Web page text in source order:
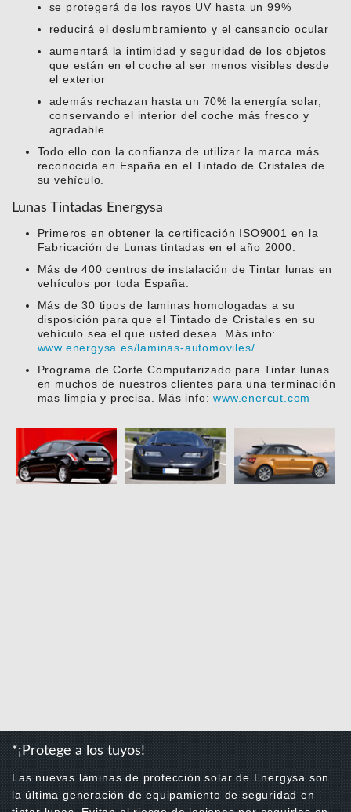
se protegerá de los rayos UV hasta un 99%
reducirá el deslumbramiento y el cansancio ocular
aumentará la intimidad y seguridad de los objetos
que están en el coche al ser menos visibles desde
el exterior
además rechazan hasta un 70% la energía solar,
conservando el interior del coche más fresco y
agradable
Todo ello con la confianza de utilizar la marca más
reconocida en España en el Tintado de Cristales de
su vehículo.
Lunas Tintadas Energysa
Primeros en obtener la certificación ISO9001 en la
Fabricación de Lunas tintadas en el año 2000.
Más de 400 centros de instalación de Tintar lunas en
vehículos por toda España.
Más de 30 tipos de laminas homologadas a su
disposición para que el Tintado de Cristales en su
vehículo sea el que usted desea. Más info:
www.energysa.es/laminas-automoviles/
Programa de Corte Computarizado para Tintar lunas
en muchos de nuestros clientes para una terminación
mas limpia y precisa. Más info:www.enercut.com
*¡Protege a los tuyos!
Las nuevas láminas de protección solar de Energysa son
la última generación de equipamiento de seguridad en